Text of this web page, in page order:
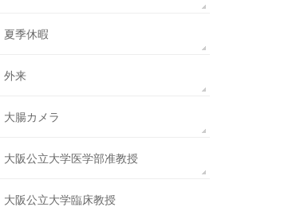
夏季休暇
外来
大腸カメラ
大阪公立大学医学部准教授
大阪公立大学臨床教授